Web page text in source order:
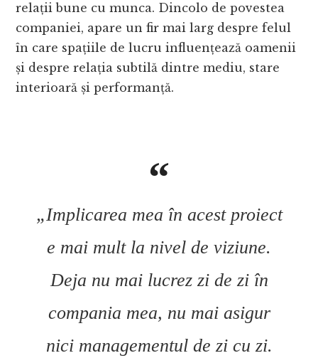
relații bune cu munca. Dincolo de povestea
companiei, apare un fir mai larg despre felul
în care spațiile de lucru influențează oamenii
și despre relația subtilă dintre mediu, stare
interioară și performanță.
„Implicarea mea în acest proiect
e mai mult la nivel de viziune.
Deja nu mai lucrez zi de zi în
compania mea, nu mai asigur
nici managementul de zi cu zi.